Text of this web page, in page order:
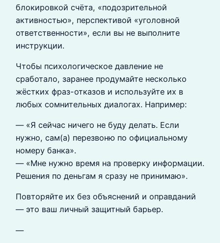
блокировкой счёта, «подозрительной
активностью», перспективой «уголовной
ответственности», если вы не выполните
инструкции.
Чтобы психологическое давление не
сработало, заранее продумайте несколько
жёстких фраз-отказов и используйте их в
любых сомнительных диалогах. Например:
— «Я сейчас ничего не буду делать. Если
нужно, сам(а) перезвоню по официальному
номеру банка».
— «Мне нужно время на проверку информации.
Решения по деньгам я сразу не принимаю».
Повторяйте их без объяснений и оправданий
— это ваш личный защитный барьер.
—